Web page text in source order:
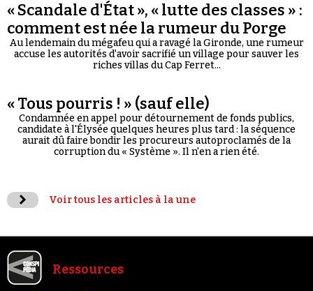
« Scandale d'État », « lutte des classes » :
comment est née la rumeur du Porge
Au lendemain du mégafeu qui a ravagé la Gironde, une rumeur
accuse les autorités d'avoir sacrifié un village pour sauver les
riches villas du Cap Ferret...
« Tous pourris ! » (sauf elle)
Condamnée en appel pour détournement de fonds publics,
candidate à l'Élysée quelques heures plus tard : la séquence
aurait dû faire bondir les procureurs autoproclamés de la
corruption du « Système ». Il n'en a rien été.
Voir tous les articles à la une
Ressources